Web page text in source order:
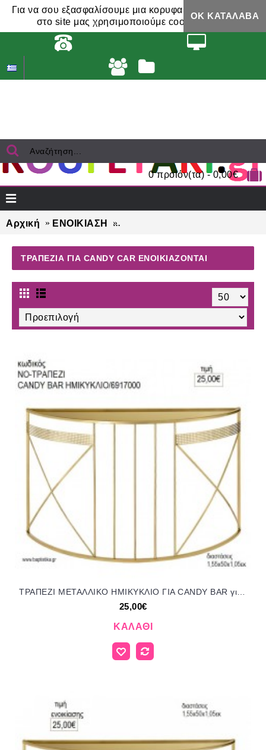
Για να σου εξασφαλίσουμε μια κορυφαία εμπειρία,
στο site μας χρησιμοποιούμε cookies.
ΟΚ ΚΑΤΆΛΑΒΑ
0 προϊόν(τα) - 0,00€
Αρχική ΕΝΟΙΚΙΑΣΗ
ΤΡΑΠΕΖΙΑ ΓΙΑ CANDY CAR ΕΝΟΙΚΙΆΖΟΝΤΑΙ
25,00€
ΚΑΛΆΘΙ